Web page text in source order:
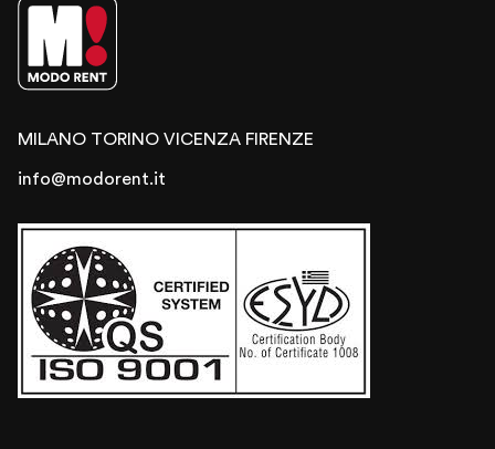
MILANO TORINO VICENZA FIRENZE
info@modorent.it